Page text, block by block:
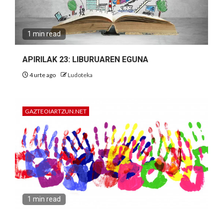
1 min read
APIRILAK 23: LIBURUAREN EGUNA
4 urte ago Ludoteka
GAZTEOIARTZUN.NET
1 min read